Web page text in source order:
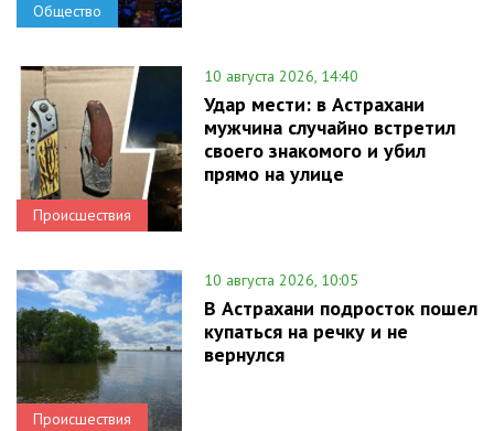
Общество
Происшествия
10 августа 2026, 14:40
Удар мести: в Астрахани
мужчина случайно встретил
своего знакомого и убил
прямо на улице
Происшествия
10 августа 2026, 10:05
В Астрахани подросток пошел
купаться на речку и не
вернулся